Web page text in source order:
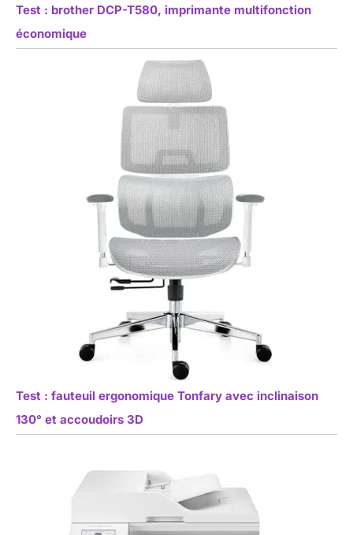
Test : brother DCP-T580, imprimante multifonction
économique
Test : fauteuil ergonomique Tonfary avec inclinaison
130° et accoudoirs 3D